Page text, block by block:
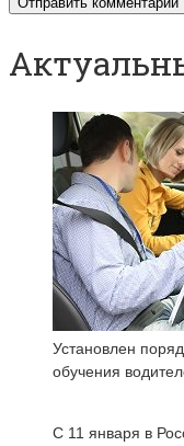
Установлен
обучения
С 11 января в